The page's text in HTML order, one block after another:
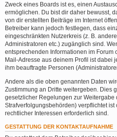
Zweck eines Boards ist es, einen
ermöglichen. Du bist dir daher bewusst,
von dir erstellten Beiträge im Internet
Betreiber kann jedoch festlegen, dass
eingeschränkten Nutzerkreis (z. B.
Administratoren etc.) zugänglich sind.
entsprechenden Informationen im Forum
Mail-Adresse aus deinem Profil ist dabei
ihm beauftragte Personen
Andere als die oben genannten Daten
Zustimmung an Dritte weitergeben. Dies
gesetzlicher Regelungen zur Weitergabe
Strafverfolgungsbehörden) verpflichtet
rechtlicher Interessen erforderlich sind.
GESTATTUNG DER KONTAKTAUFNAHME